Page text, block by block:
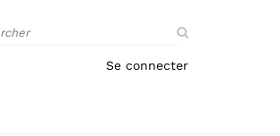
le
Se connecter